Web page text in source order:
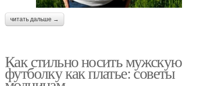
читать дальше →
Как стильно носить мужскую
футболку как платье: советы